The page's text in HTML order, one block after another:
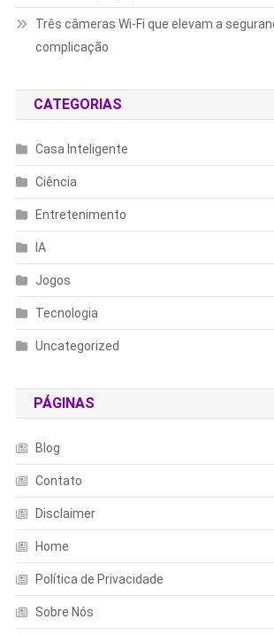
Três câmeras Wi-Fi que elevam a
complicação
CATEGORIAS
Casa Inteligente
Ciência
Entretenimento
IA
Jogos
Tecnologia
Uncategorized
PÁGINAS
Blog
Contato
Disclaimer
Home
Política de Privacidade
Sobre Nós